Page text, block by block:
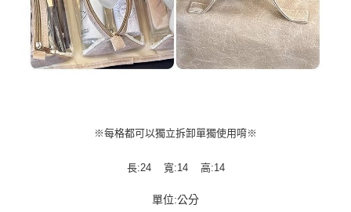
※每格都可以獨立拆卸單獨使用唷※
長:24 寬:14 高:14
單位:公分